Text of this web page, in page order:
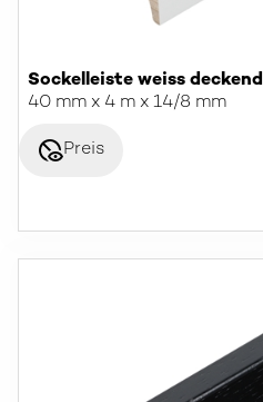
Sockelleiste weiss deckend
40 mm x 4 m x 14/8 mm
disabled_visiblePreis